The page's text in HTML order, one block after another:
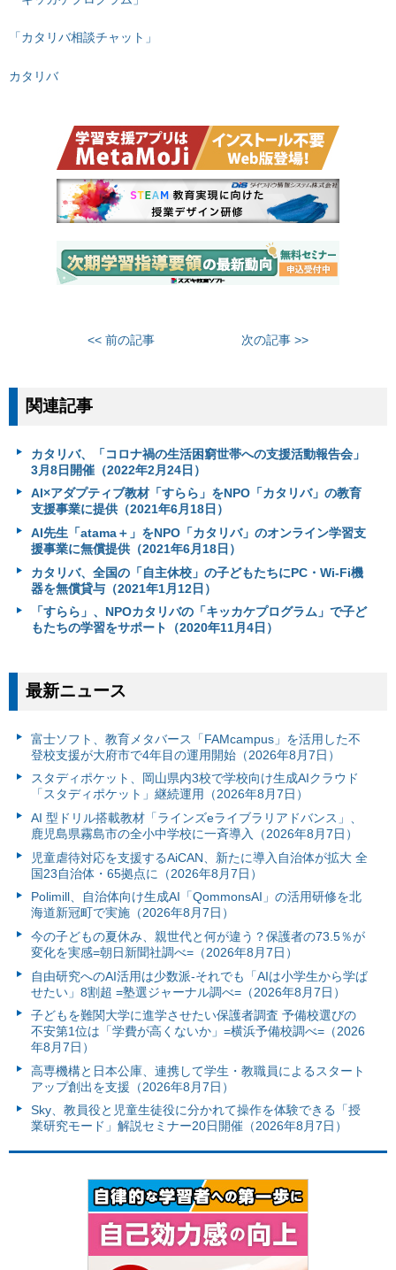
「カタリバ相談チャット」
カタリバ
<< 前の記事 次の記事 >>
関連記事
カタリバ、「コロナ禍の生活困窮世帯への支援活動報告会」
3月8日開催（2022年2月24日）
AI×アダプティブ教材「すらら」をNPO「カタリバ」の教育
支援事業に提供（2021年6月18日）
AI先生「atama＋」をNPO「カタリバ」のオンライン学習支
援事業に無償提供（2021年6月18日）
カタリバ、全国の「自主休校」の子どもたちにPC・Wi-Fi機
器を無償貸与（2021年1月12日）
「すらら」、NPOカタリバの「キッカケプログラム」で子ど
もたちの学習をサポート（2020年11月4日）
最新ニュース
富⼠ソフト、教育メタバース「FAMcampus」を活用した不
登校支援が大府市で4年目の運用開始（2026年8月7日）
スタディポケット、岡山県内3校で学校向け生成AIクラウド
「スタディポケット」継続運用（2026年8月7日）
AI 型ドリル搭載教材「ラインズeライブラリアドバンス」、
鹿児島県霧島市の全小中学校に一斉導入（2026年8月7日）
児童虐待対応を支援するAiCAN、新たに導入自治体が拡大 全
国23自治体・65拠点に（2026年8月7日）
Polimill、自治体向け生成AI「QommonsAI」の活用研修を北
海道新冠町で実施（2026年8月7日）
今の子どもの夏休み、親世代と何が違う？保護者の73.5％が
変化を実感=朝日新聞社調べ=（2026年8月7日）
自由研究へのAI活用は少数派-それでも「AIは小学生から学ば
せたい」8割超 =塾選ジャーナル調べ=（2026年8月7日）
子どもを難関大学に進学させたい保護者調査 予備校選びの
不安第1位は「学費が高くないか」=横浜予備校調べ=（2026
年8月7日）
高専機構と日本公庫、連携して学生・教職員によるスタート
アップ創出を支援（2026年8月7日）
Sky、教員役と児童生徒役に分かれて操作を体験できる「授
業研究モード」解説セミナー20日開催（2026年8月7日）